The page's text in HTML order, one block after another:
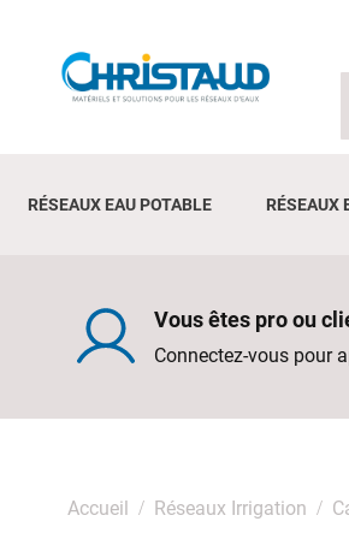
RÉSEAUX EAU POTABLE RÉSEAUX
Vous êtes pro ou
Connectez-vous pour
Accueil Réseaux Irrigation